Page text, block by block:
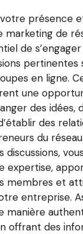
présence
marketing de
de
pertinentes
en ligne.
une
des idées,
des
du
expertise,
membres et
entreprise.
manière
offrant des